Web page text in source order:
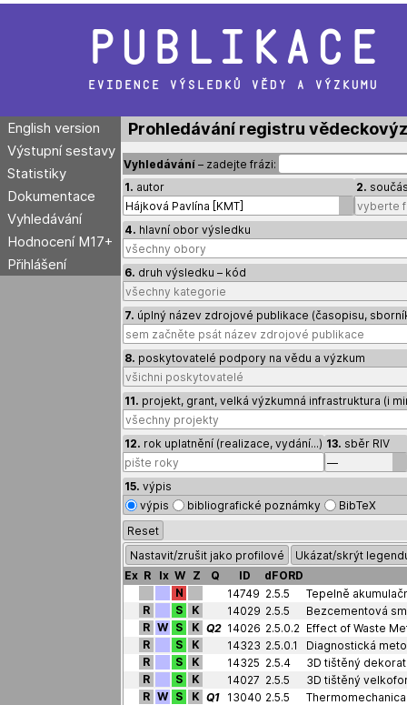
Publikace
evidence výsledků vědy a výzkumu
English version
Výstupní sestavy
Statistiky
Dokumentace
Vyhledávání
Hodnocení M17+
Přihlášení
Prohledávání registru
Vyhledávání– zadejte frázi:
1. autor 2.
4. hlavní obor výsledku
6. druh výsledku – kód
7. úplný název zdrojové publikace (časopisu,
8. poskytovatelé podpory na vědu a výzkum
11. projekt, grant, velká výzkumná infrastruktura (i
12. rok uplatnění (realizace, vydání...) 13. sběr RIV
15. výpis
výpis
bibliografické poznámky
BibTeX
Reset
Nastavit/zrušit jako profilové
Ukázat/skrýt
Ex R Ix W Z Q ID
dFORD
N
14749 2.5.5
Tepelně
R
S K 14029 2.5.5
Bezcementová
R W S K Q2 14026 2.5.0.2
R
S K 14323 2.5.0.1
Diagnostická
R
S K 14325 2.5.4
3D tištěný
R
S K 14027 2.5.5
3D tištěný
R W S K Q1 13040 2.5.5